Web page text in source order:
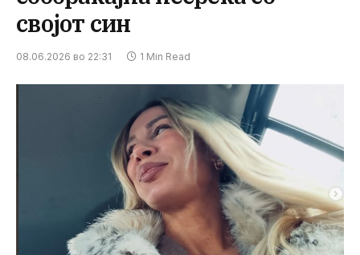
својот син
08.06.2026 во 22:31 1 Min Read